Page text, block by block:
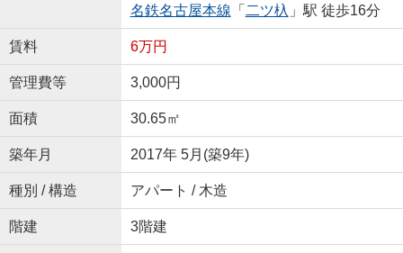
名鉄名古屋本線 「 二ツ杁 」駅 徒歩16分
賃料 6万円
管理費等 3,000円
面積 30.65㎡
築年月 2017年 5月(築9年)
種別 / 構造 アパート / 木造
階建 3階建